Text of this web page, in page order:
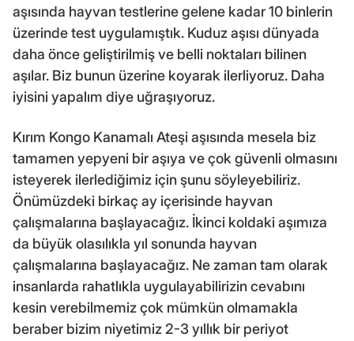
aşısında hayvan testlerine gelene kadar 10 binlerin
üzerinde test uygulamıştık. Kuduz aşısı dünyada
daha önce geliştirilmiş ve belli noktaları bilinen
aşılar. Biz bunun üzerine koyarak ilerliyoruz. Daha
iyisini yapalım diye uğraşıyoruz.
Kırım Kongo Kanamalı Ateşi aşısında mesela biz
tamamen yepyeni bir aşıya ve çok güvenli olmasını
isteyerek ilerlediğimiz için şunu söyleyebiliriz.
Önümüzdeki birkaç ay içerisinde hayvan
çalışmalarına başlayacağız. İkinci koldaki aşımıza
da büyük olasılıkla yıl sonunda hayvan
çalışmalarına başlayacağız. Ne zaman tam olarak
insanlarda rahatlıkla uygulayabilirizin cevabını
kesin verebilmemiz çok mümkün olmamakla
beraber bizim niyetimiz 2-3 yıllık bir periyot